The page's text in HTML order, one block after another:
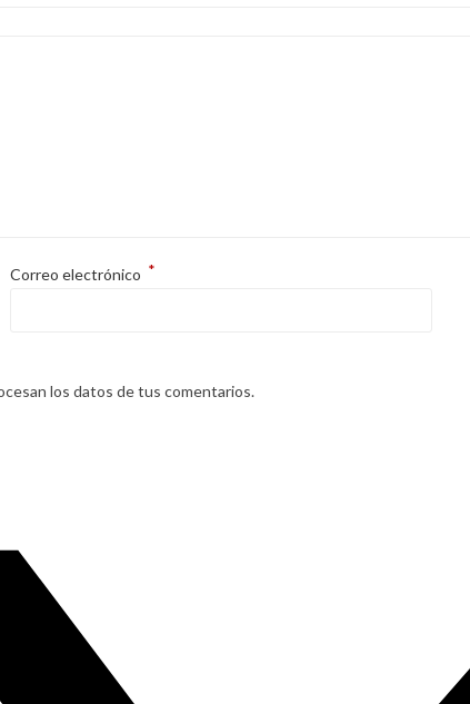
Correo electrónico *
los datos de tus comentarios.